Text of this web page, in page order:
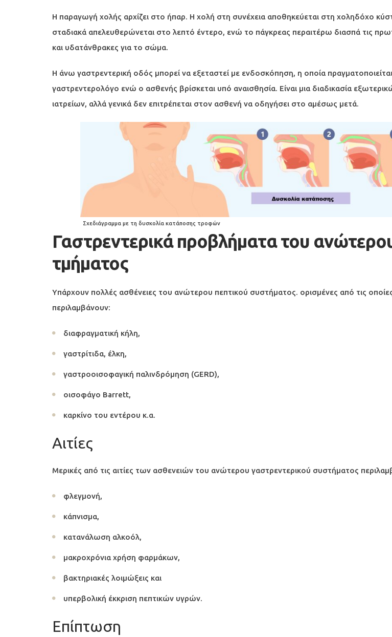
Η παραγωγή χολής αρχίζει στο ήπαρ. Η χολή στη συνέχεια αποθηκεύεται στη χοληδόχο
σταδιακά απελευθερώνεται στο λεπτό έντερο, ενώ το πάγκρεας περαιτέρω διασπά τις
και υδατάνθρακες για το σώμα.
Η άνω γαστρεντερική οδός μπορεί να εξεταστεί με ενδοσκόπηση, η οποία
γαστρεντερολόγο ενώ ο ασθενής βρίσκεται υπό αναισθησία. Είναι μια διαδικασία
ιατρείων, αλλά γενικά δεν επιτρέπεται στον ασθενή να οδηγήσει στο αμέσως μετά.
Σχεδιάγραμμα με τη δυσκολία κατάποσης τροφών
Γαστρεντερικά προβλήματα του
τμήματος
Υπάρχουν πολλές ασθένειες του ανώτερου πεπτικού συστήματος. ορισμένες από τις
περιλαμβάνουν:
διαφραγματική κήλη,
γαστρίτιδα, έλκη,
γαστροοισοφαγική παλινδρόμηση (GERD),
οισοφάγο Barrett,
καρκίνο του εντέρου κ.α.
Αιτίες
Μερικές από τις αιτίες των ασθενειών του ανώτερου γαστρεντερικού συστήματος
φλεγμονή,
κάπνισμα,
κατανάλωση αλκοόλ,
μακροχρόνια χρήση φαρμάκων,
βακτηριακές λοιμώξεις και
υπερβολική έκκριση πεπτικών υγρών.
Επίπτωση